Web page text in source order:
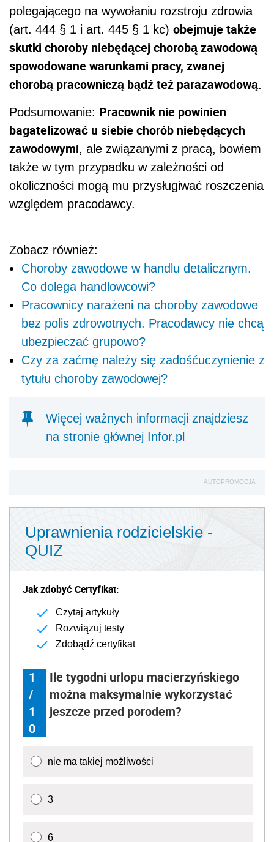
polegającego na wywołaniu rozstroju zdrowia
(art. 444 § 1 i art. 445 § 1 kc) obejmuje także
skutki choroby niebędącej chorobą zawodową
spowodowane warunkami pracy, zwanej
chorobą pracowniczą bądź też parazawodową.
Podsumowanie: Pracownik nie powinien
bagatelizować u siebie chorób niebędących
zawodowymi, ale związanymi z pracą, bowiem
także w tym przypadku w zależności od
okoliczności mogą mu przysługiwać roszczenia
względem pracodawcy.
Zobacz również:
Choroby zawodowe w handlu detalicznym.
Co dolega handlowcowi?
Pracownicy narażeni na choroby zawodowe
bez polis zdrowotnych. Pracodawcy nie chcą
ubezpieczać grupowo?
Czy za zaćmę należy się zadośćuczynienie z
tytułu choroby zawodowej?
Więcej ważnych informacji znajdziesz
na stronie głównej Infor.pl
AUTOPROMOCJA
Uprawnienia rodzicielskie -
QUIZ
Jak zdobyć Certyfikat:
Czytaj artykuły
Rozwiązuj testy
Zdobądź certyfikat
1
/
1
0
Ile tygodni urlopu macierzyńskiego
można maksymalnie wykorzystać
jeszcze przed porodem?
nie ma takiej możliwości
3
6